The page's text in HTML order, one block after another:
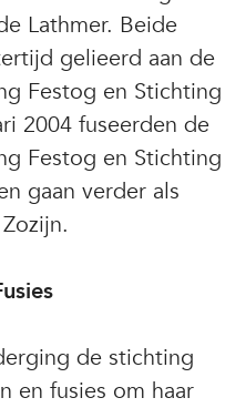
Lathmer. Beide
gelieerd aan de
Festog en Stichting
2004 fuseerden de
Festog en Stichting
gaan verder als
de stichting
en fusies om haar